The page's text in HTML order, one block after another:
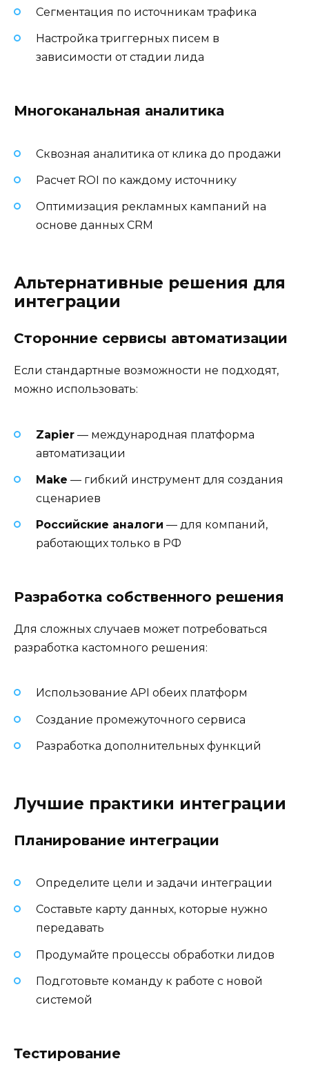
Сегментация по источникам трафика
Настройка триггерных писем в
зависимости от стадии лида
Многоканальная аналитика
Сквозная аналитика от клика до продажи
Расчет ROI по каждому источнику
Оптимизация рекламных кампаний на
основе данных CRM
Альтернативные решения для
интеграции
Сторонние сервисы автоматизации
Если стандартные возможности не подходят,
можно использовать:
Zapier — международная платформа
автоматизации
Make — гибкий инструмент для создания
сценариев
Российские аналоги — для компаний,
работающих только в РФ
Разработка собственного решения
Для сложных случаев может потребоваться
разработка кастомного решения:
Использование API обеих платформ
Создание промежуточного сервиса
Разработка дополнительных функций
Лучшие практики интеграции
Планирование интеграции
Определите цели и задачи интеграции
Составьте карту данных, которые нужно
передавать
Продумайте процессы обработки лидов
Подготовьте команду к работе с новой
системой
Тестирование